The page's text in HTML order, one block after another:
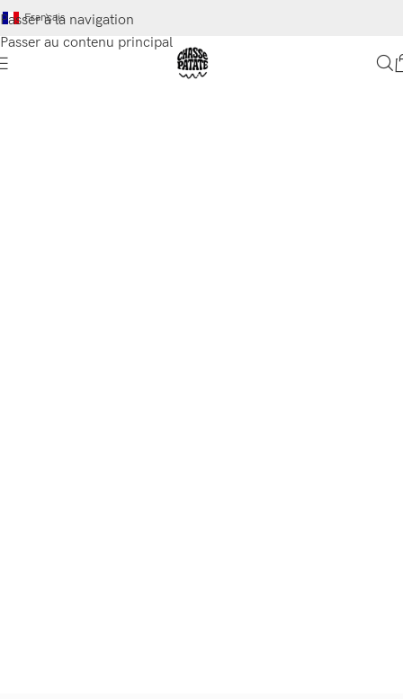
Passer à la navigation
Passer au contenu principal
Français